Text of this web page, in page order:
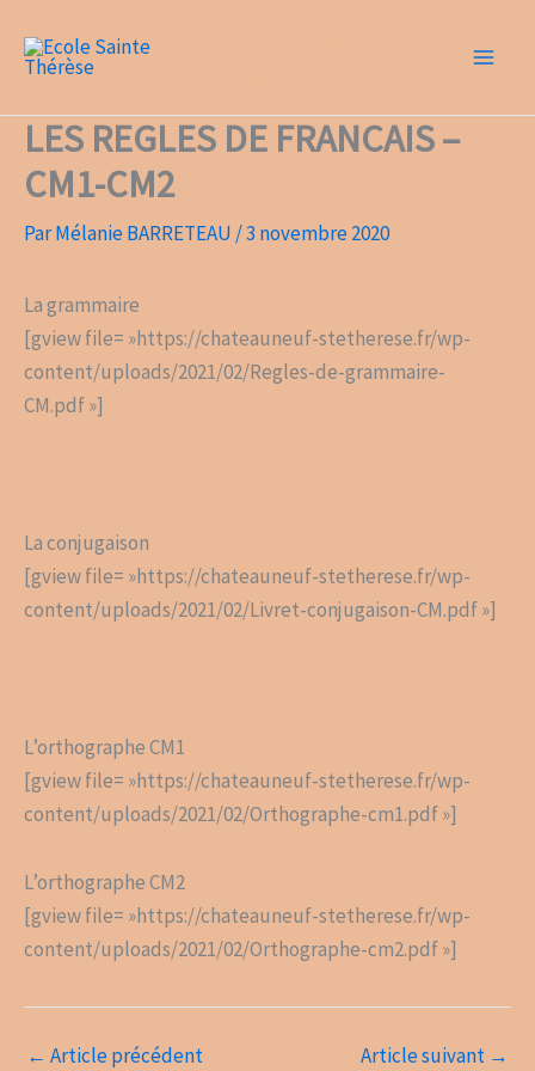
contenu
LES REGLES DE FRANCAIS –
CM1-CM2
ParMélanie BARRETEAU /3 novembre 2020
La grammaire
[gview file= »https://chateauneuf-stetherese.fr/wp-
content/uploads/2021/02/Regles-de-grammaire-
CM.pdf »]
La conjugaison
[gview file= »https://chateauneuf-stetherese.fr/wp-
content/uploads/2021/02/Livret-conjugaison-CM.pdf »]
L’orthographe CM1
[gview file= »https://chateauneuf-stetherese.fr/wp-
content/uploads/2021/02/Orthographe-cm1.pdf »]
L’orthographe CM2
[gview file= »https://chateauneuf-stetherese.fr/wp-
content/uploads/2021/02/Orthographe-cm2.pdf »]
← Article précédent Article suivant →